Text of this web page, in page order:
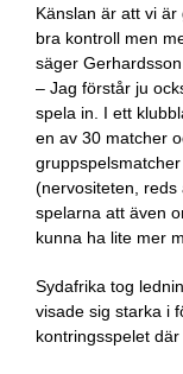
Känslan är att vi
bra kontroll men
säger
– Jag förstår ju
spela in. I ett
en av 30 matcher
(nervositeten, reds
spelarna att även
kunna ha lite mer
Sydafrika tog
visade sig starka i
kontringsspelet